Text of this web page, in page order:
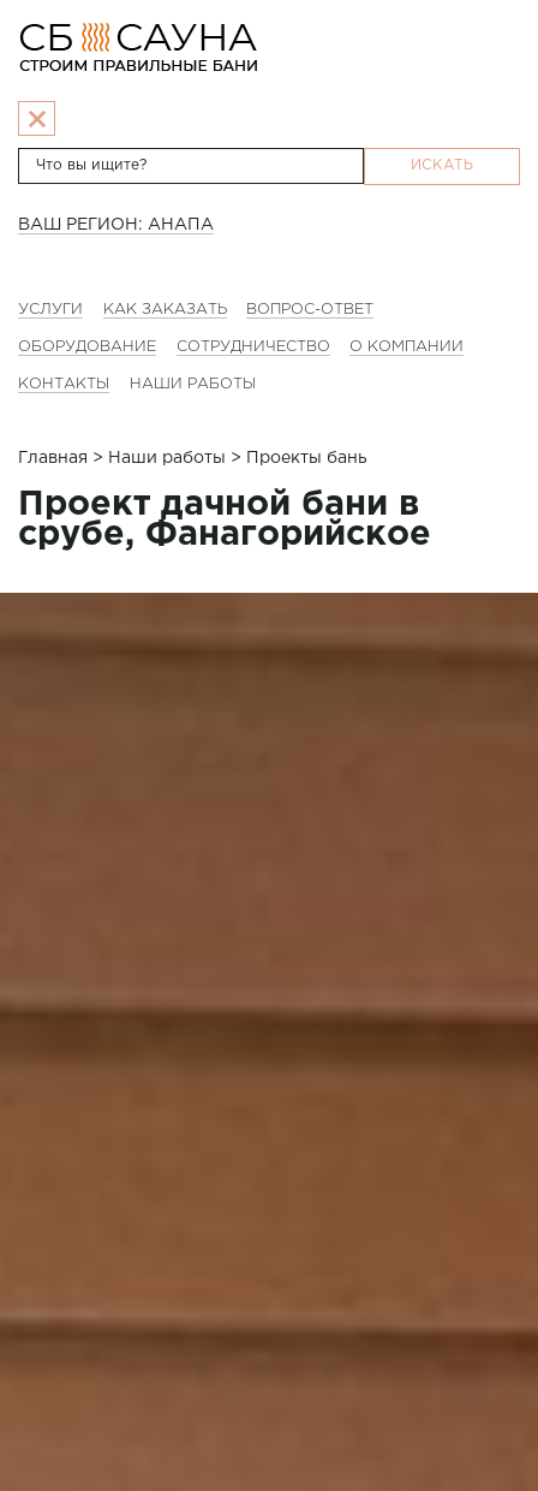
ИСКАТЬ
ВАШ РЕГИОН: АНАПА
УСЛУГИ КАК ЗАКАЗАТЬ ВОПРОС-ОТВЕТ
ОБОРУДОВАНИЕ СОТРУДНИЧЕСТВО О КОМПАНИИ
КОНТАКТЫ НАШИ РАБОТЫ
Главная > Наши работы > Проекты бань
Проект дачной бани в
срубе, Фанагорийское